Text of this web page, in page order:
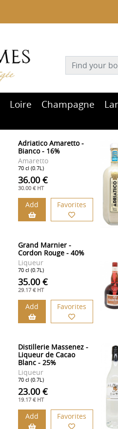
Loire Champagne
Adriatico Amaretto -
Bianco - 16%
Amaretto
70 cl (0.7L)
36.00 €
30.00 € HT
Add Favorites
Grand Marnier -
Cordon Rouge - 40%
Liqueur
70 cl (0.7L)
35.00 €
29.17 € HT
Add Favorites
Distillerie Massenez -
Liqueur de Cacao
Blanc - 25%
Liqueur
70 cl (0.7L)
23.00 €
19.17 € HT
Add Favorites